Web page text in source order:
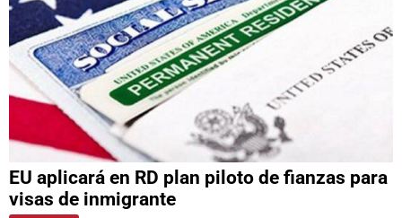
EU aplicará en RD plan piloto de fianzas para
visas de inmigrante